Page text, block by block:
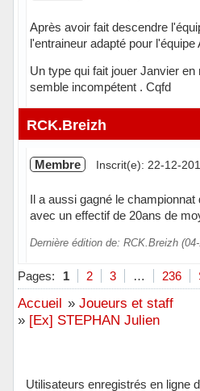
Après avoir fait descendre
l'entraineur adapté pour l'équipe
Un type qui fait jouer Janvier en
semble incompétent . Cqfd
Hors ligne
RCK.Breizh
Membre Inscrit(e): 22-12-
Il a aussi gagné le championnat
avec un effectif de 20ans de
Dernière édition de: RCK.Breizh
Hors ligne
Pages: 1 2 3 … 236
Accueil » Joueurs et staff
» [Ex] STEPHAN Julien
Utilisateurs enregistrés en ligne